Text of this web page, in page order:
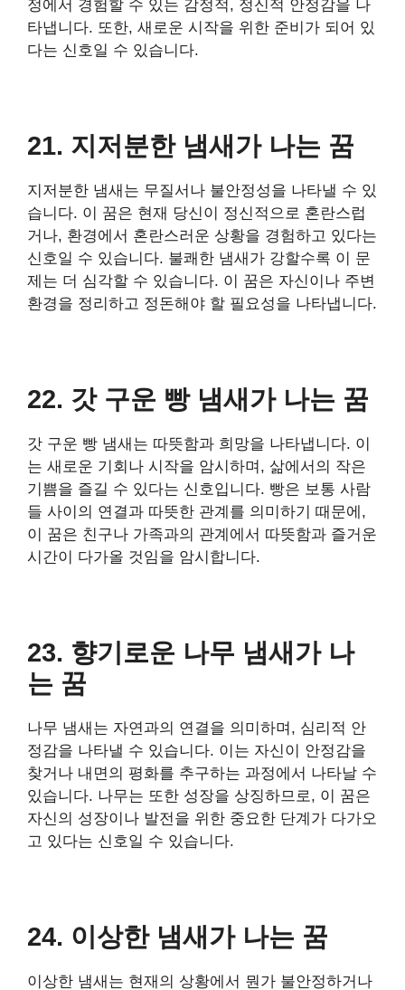
정에서 경험할 수 있는 감정적, 정신적 안정감을 나
타냅니다. 또한, 새로운 시작을 위한 준비가 되어 있
다는 신호일 수 있습니다.
21. 지저분한 냄새가 나는 꿈
지저분한 냄새는 무질서나 불안정성을 나타낼 수 있
습니다. 이 꿈은 현재 당신이 정신적으로 혼란스럽
거나, 환경에서 혼란스러운 상황을 경험하고 있다는
신호일 수 있습니다. 불쾌한 냄새가 강할수록 이 문
제는 더 심각할 수 있습니다. 이 꿈은 자신이나 주변
환경을 정리하고 정돈해야 할 필요성을 나타냅니다.
22. 갓 구운 빵 냄새가 나는 꿈
갓 구운 빵 냄새는 따뜻함과 희망을 나타냅니다. 이
는 새로운 기회나 시작을 암시하며, 삶에서의 작은
기쁨을 즐길 수 있다는 신호입니다. 빵은 보통 사람
들 사이의 연결과 따뜻한 관계를 의미하기 때문에,
이 꿈은 친구나 가족과의 관계에서 따뜻함과 즐거운
시간이 다가올 것임을 암시합니다.
23. 향기로운 나무 냄새가 나
는 꿈
나무 냄새는 자연과의 연결을 의미하며, 심리적 안
정감을 나타낼 수 있습니다. 이는 자신이 안정감을
찾거나 내면의 평화를 추구하는 과정에서 나타날 수
있습니다. 나무는 또한 성장을 상징하므로, 이 꿈은
자신의 성장이나 발전을 위한 중요한 단계가 다가오
고 있다는 신호일 수 있습니다.
24. 이상한 냄새가 나는 꿈
이상한 냄새는 현재의 상황에서 뭔가 불안정하거나